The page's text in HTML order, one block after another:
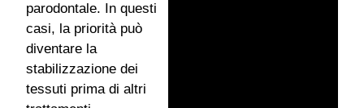
parodontale. In questi
casi, la priorità può
diventare la
stabilizzazione dei
tessuti prima di altri